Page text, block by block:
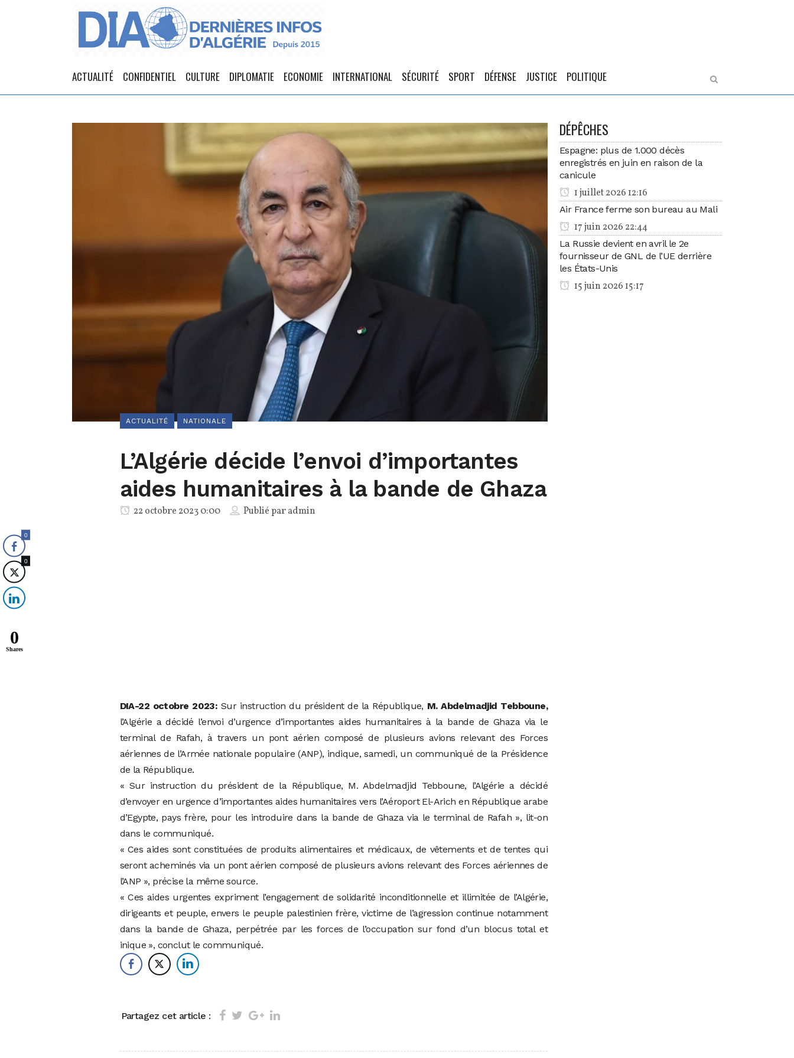
ACTUALITÉ CONFIDENTIEL CULTURE DIPLOMATIE ECONOMIE INTERNATIONAL SÉCURITÉ SPORT DÉFENSE JUSTICE POLITIQUE
ACTUALITÉ NATIONALE
L’Algérie décide l’envoi d’importantes
aides humanitaires à la bande de Ghaza
22 octobre 2023 0:00 Publié paradmin
DIA-22 octobre 2023: Sur instruction du président de la République, M. Abdelmadjid Tebboune,
l’Algérie a décidé l’envoi d’urgence d’importantes aides humanitaires à la bande de Ghaza via le
terminal de Rafah, à travers un pont aérien composé de plusieurs avions relevant des Forces
aériennes de l’Armée nationale populaire (ANP), indique, samedi, un communiqué de la Présidence
de la République.
« Sur instruction du président de la République, M. Abdelmadjid Tebboune, l’Algérie a décidé
d’envoyer en urgence d’importantes aides humanitaires vers l’Aéroport El-Arich en République arabe
d’Egypte, pays frère, pour les introduire dans la bande de Ghaza via le terminal de Rafah », lit-on
dans le communiqué.
« Ces aides sont constituées de produits alimentaires et médicaux, de vêtements et de tentes qui
seront acheminés via un pont aérien composé de plusieurs avions relevant des Forces aériennes de
l’ANP », précise la même source.
« Ces aides urgentes expriment l’engagement de solidarité inconditionnelle et illimitée de l’Algérie,
dirigeants et peuple, envers le peuple palestinien frère, victime de l’agression continue notamment
dans la bande de Ghaza, perpétrée par les forces de l’occupation sur fond d’un blocus total et
inique », conclut le communiqué.
Partagez cet article :
DÉPÊCHES
Espagne: plus de 1.000 décès
enregistrés en juin en raison de la
canicule
1 juillet 2026 12:16
Air France ferme son bureau au Mali
17 juin 2026 22:44
La Russie devient en avril le 2e
fournisseur de GNL de l’UE derrière
les États-Unis
15 juin 2026 15:17
0
0
0
Shares